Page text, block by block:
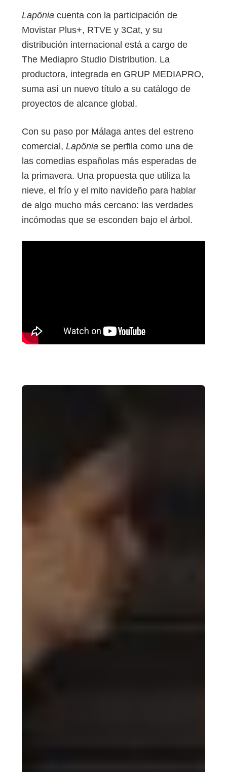
Lapönia cuenta con la participación de
Movistar Plus+, RTVE y 3Cat, y su
distribución internacional está a cargo de
The Mediapro Studio Distribution. La
productora, integrada en GRUP MEDIAPRO,
suma así un nuevo título a su catálogo de
proyectos de alcance global.
Con su paso por Málaga antes del estreno
comercial, Lapönia se perfila como una de
las comedias españolas más esperadas de
la primavera. Una propuesta que utiliza la
nieve, el frío y el mito navideño para hablar
de algo mucho más cercano: las verdades
incómodas que se esconden bajo el árbol.